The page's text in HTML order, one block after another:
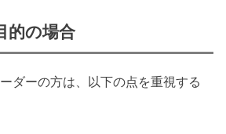
的の場合
ダーの方は、以下の点を重視する